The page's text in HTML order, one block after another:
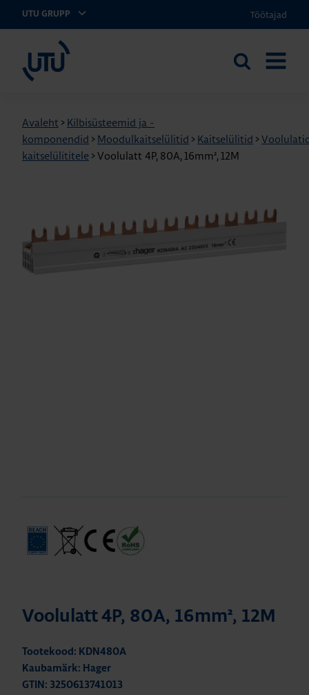
UTU GRUPP Töötajad
Otsi
Avaleht > Kilbisüsteemid ja -
komponendid > Moodulkaitselülitid > Kaitselülitid >
kaitselülititele >Voolulatt 4P, 80A, 16mm², 12M
Voolulatt 4P, 80A, 16mm², 12M
Tootekood: KDN480A
Kaubamärk: Hager
GTIN: 3250613741013